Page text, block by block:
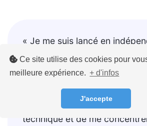
Ce site utilise des cookies pour
meilleure expérience. + d'infos
J'accepte
« Je me suis lancé en
moment du covid... Mauvais
suis donc naturellement allé
de formations en ligne, et on
j'ai bien fait ! Wifeo m'a
me poser trop de questions
technique et de me